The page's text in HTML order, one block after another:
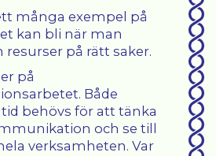
många exempel på
kan bli när man
resurser på rätt saker.
på
Både
behövs för att tänka
och se till
verksamheten. Var